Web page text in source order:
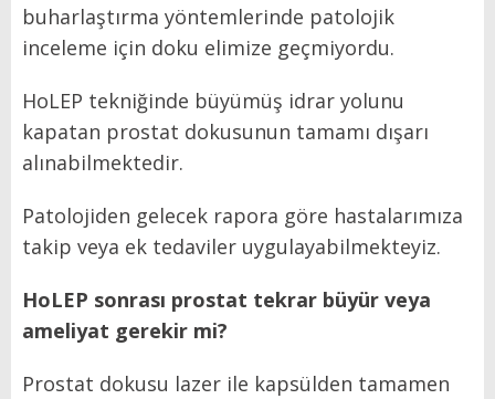
buharlaştırma yöntemlerinde patolojik
inceleme için doku elimize geçmiyordu.
HoLEP tekniğinde büyümüş idrar yolunu
kapatan prostat dokusunun tamamı dışarı
alınabilmektedir.
Patolojiden gelecek rapora göre hastalarımıza
takip veya ek tedaviler uygulayabilmekteyiz.
HoLEP sonrası prostat tekrar büyür veya
ameliyat gerekir mi?
Prostat dokusu lazer ile kapsülden tamamen